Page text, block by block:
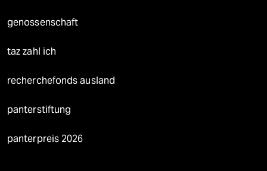
genossenschaft
taz zahl ich
recherchefonds ausland
panterstiftung
panterpreis 2026